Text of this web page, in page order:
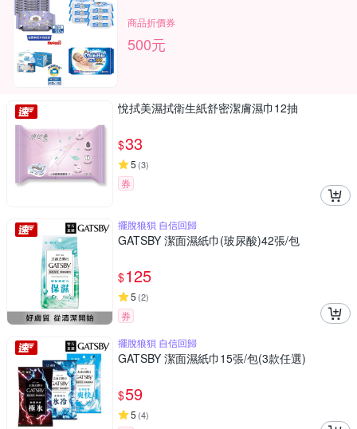
商品折價券
500元
悅拭美濕拭衛生紙舒密潔膚濕巾12抽
$33
5 (3)
券
擺脫狼狽 自信回歸
GATSBY 潔面濕紙巾(玻尿酸)42張/包
$125
5 (2)
券
擺脫狼狽 自信回歸
GATSBY 潔面濕紙巾15張/包(3款任選)
$59
5 (4)